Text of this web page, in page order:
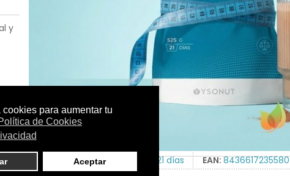
Doypack de 525 g - 21 días EAN:8436617235580
y
|